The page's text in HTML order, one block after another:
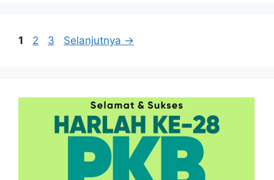
Halaman
1 Halaman
2 Halaman
3 Selanjutnya →